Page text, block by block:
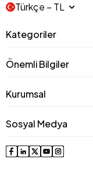
Türkçe − TL
Kategoriler
Önemli Bilgiler
Kurumsal
Sosyal Medya